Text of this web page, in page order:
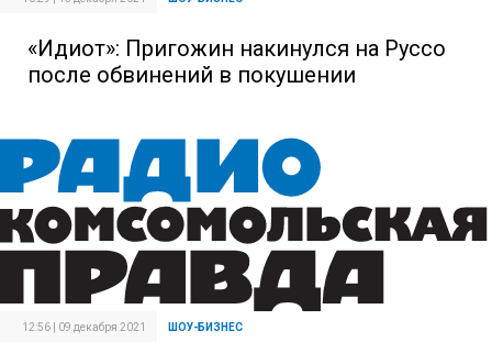
«Идиот»: Пригожин накинулся на Руссо
после обвинений в покушении
12:56 | 09 декабря 2021 ШОУ-БИЗНЕС